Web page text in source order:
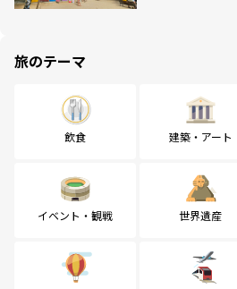
旅のテーマ
飲食 建築・アート
イベント・観戦 世界遺産